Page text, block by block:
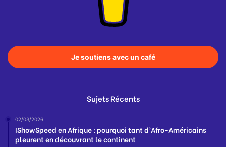
Je soutiens avec un café
Sujets Récents
02/03/2026
IShowSpeed en Afrique : pourquoi tant d’Afro-Américains
pleurent en découvrant le continent